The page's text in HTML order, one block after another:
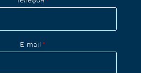
E-mail *